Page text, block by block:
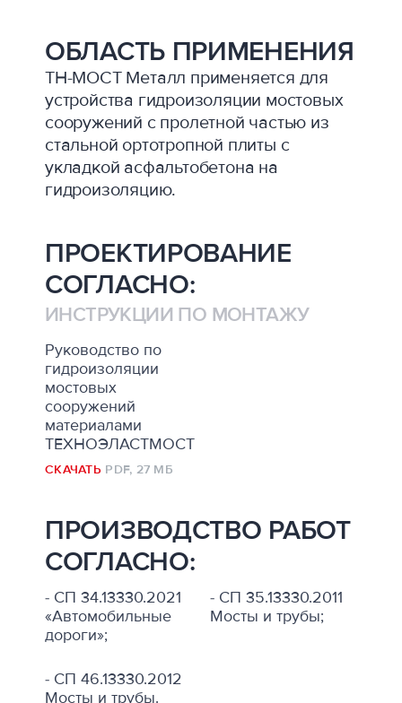
ОБЛАСТЬ ПРИМЕНЕНИЯ
ТН-МОСТ Металл применяется для
устройства гидроизоляции мостовых
сооружений с пролетной частью из
стальной ортотропной плиты с
укладкой асфальтобетона на
гидроизоляцию.
ПРОЕКТИРОВАНИЕ
СОГЛАСНО:
ИНСТРУКЦИИ ПО МОНТАЖУ
Руководство по
гидроизоляции
мостовых
сооружений
материалами
ТЕХНОЭЛАСТМОСТ
СКАЧАТЬ PDF, 27 МБ
ПРОИЗВОДСТВО РАБОТ
СОГЛАСНО:
- СП 34.13330.2021
«Автомобильные
дороги»;
- СП 35.13330.2011
Мосты и трубы;
- СП 46.13330.2012
Мосты и трубы.